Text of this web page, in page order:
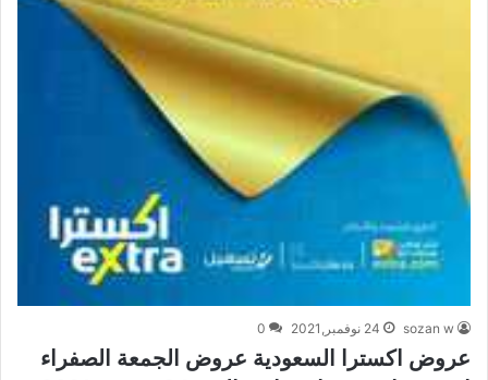
sozan w 24 نوفمبر,2021 0
عروض اكسترا السعودية عروض الجمعة الصفراء